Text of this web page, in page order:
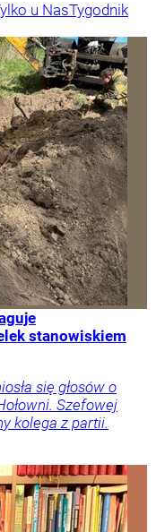
u NasTygodnik
stanowiskiem
się głosów o
Szefowej
kolega z partii.